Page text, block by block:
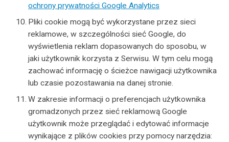
ochrony prywatności Google Analytics
Pliki cookie mogą być wykorzystane przez sieci
reklamowe, w szczególności sieć Google, do
wyświetlenia reklam dopasowanych do sposobu, w
jaki użytkownik korzysta z Serwisu. W tym celu mogą
zachować informację o ścieżce nawigacji użytkownika
lub czasie pozostawania na danej stronie.
W zakresie informacji o preferencjach użytkownika
gromadzonych przez sieć reklamową Google
użytkownik może przeglądać i edytować informacje
wynikające z plików cookies przy pomocy narzędzia: